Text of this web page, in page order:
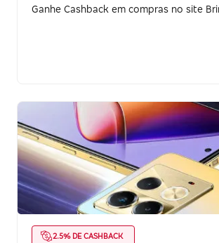
Ganhe Cashback em compras no site
2.5% DE CASHBACK